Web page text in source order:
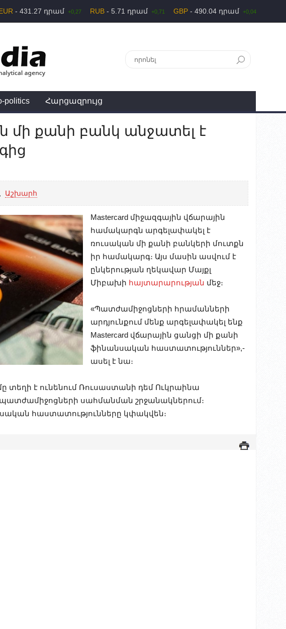
- 431.27 դրամ +0,27 RUB - 5.71 դրամ +0,71 GBP - 490.04 դրամ +0,04
politics Հարցազրույց
մի քանի բանկ անջատել է
Աշխարհ
Mastercard միջազգային վճարային
համակարգն արգելափակել է
ռուսական մի քանի բանկերի մուտքն
իր համակարգ։ Այս մասին ասվում է
ընկերության ղեկավար Մայքլ
Միբախի հայտարարության մեջ։
«Պատժամիջոցների հրամանների
արդյունքում մենք արգելափակել ենք
Mastercard վճարային ցանցի մի քանի
ֆինանսական հաստատություններ»,-
ասել է նա։
տեղի է ունենում Ռուսաստանի դեմ Ուկրաինա
սահմանման շրջանակներում։
հաստատությունները կփակվեն։